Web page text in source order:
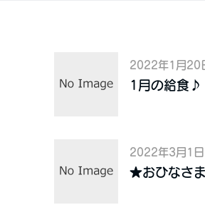
2022年1月20
1月の給食♪
2022年3月1日
★おひなさ